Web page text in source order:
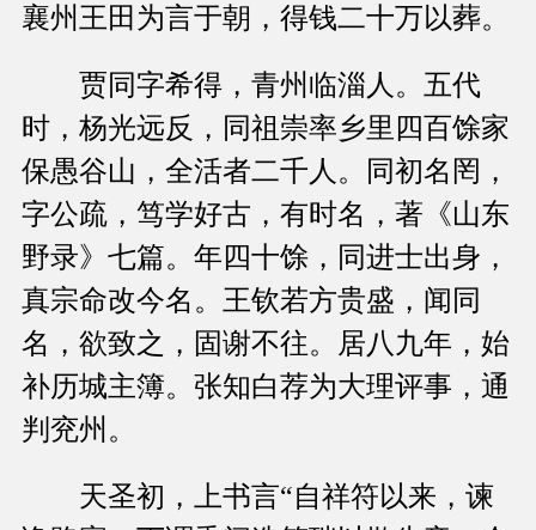
襄州王田为言于朝，得钱二十万以葬。
贾同字希得，青州临淄人。五代
时，杨光远反，同祖崇率乡里四百馀家
保愚谷山，全活者二千人。同初名罔，
字公疏，笃学好古，有时名，著《山东
野录》七篇。年四十馀，同进士出身，
真宗命改今名。王钦若方贵盛，闻同
名，欲致之，固谢不往。居八九年，始
补历城主簿。张知白荐为大理评事，通
判兖州。
天圣初，上书言“自祥符以来，谏